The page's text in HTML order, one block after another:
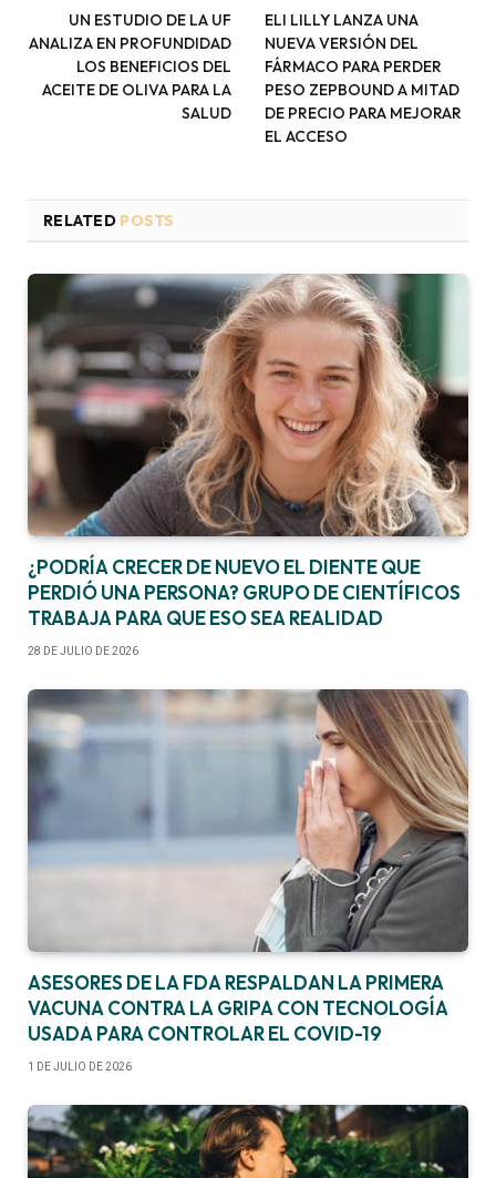
UN ESTUDIO DE LA UF
ANALIZA EN PROFUNDIDAD
LOS BENEFICIOS DEL
ACEITE DE OLIVA PARA LA
SALUD
ELI LILLY LANZA UNA
NUEVA VERSIÓN DEL
FÁRMACO PARA PERDER
PESO ZEPBOUND A MITAD
DE PRECIO PARA MEJORAR
EL ACCESO
RELATED POSTS
¿PODRÍA CRECER DE NUEVO EL DIENTE QUE
PERDIÓ UNA PERSONA? GRUPO DE CIENTÍFICOS
TRABAJA PARA QUE ESO SEA REALIDAD
28 DE JULIO DE 2026
ASESORES DE LA FDA RESPALDAN LA PRIMERA
VACUNA CONTRA LA GRIPA CON TECNOLOGÍA
USADA PARA CONTROLAR EL COVID-19
1 DE JULIO DE 2026